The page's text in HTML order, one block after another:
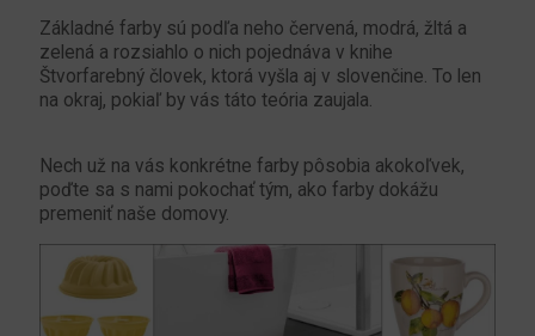
Základné farby sú podľa neho červená, modrá, žltá a
zelená a rozsiahlo o nich pojednáva v knihe
Štvorfarebný človek, ktorá vyšla aj v slovenčine. To len
na okraj, pokiaľ by vás táto teória zaujala.
Nech už na vás konkrétne farby pôsobia akokoľvek,
poďte sa s nami pokochať tým, ako farby dokážu
premeniť naše domovy.